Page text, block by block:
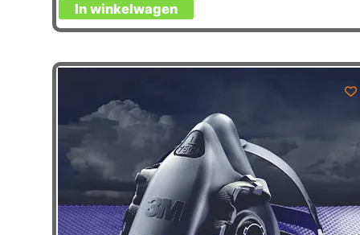
In winkelwagen